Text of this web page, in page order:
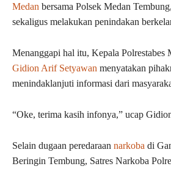
Medan bersama Polsek Medan
sekaligus melakukan penindakan
Menanggapi hal itu, Kepala Polrestabes
Gidion Arif Setyawan menyatakan
menindaklanjuti informasi dari
“Oke, terima kasih infonya,” ucap
Selain dugaan peredaraan narkoba di
Beringin Tembung, Satres Narkoba